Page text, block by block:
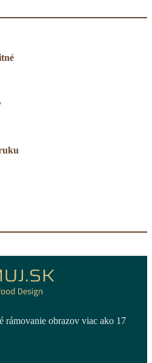
rámovanie obrazov viac ako 17